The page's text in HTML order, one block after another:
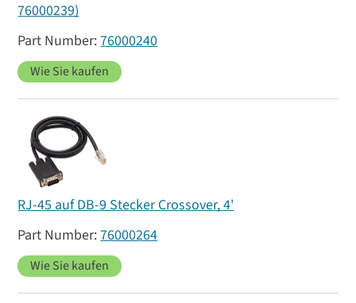
76000239)
76000240
Wie Sie kaufen
RJ-45 auf DB-9 Stecker Crossover, 4'
76000264
Wie Sie kaufen